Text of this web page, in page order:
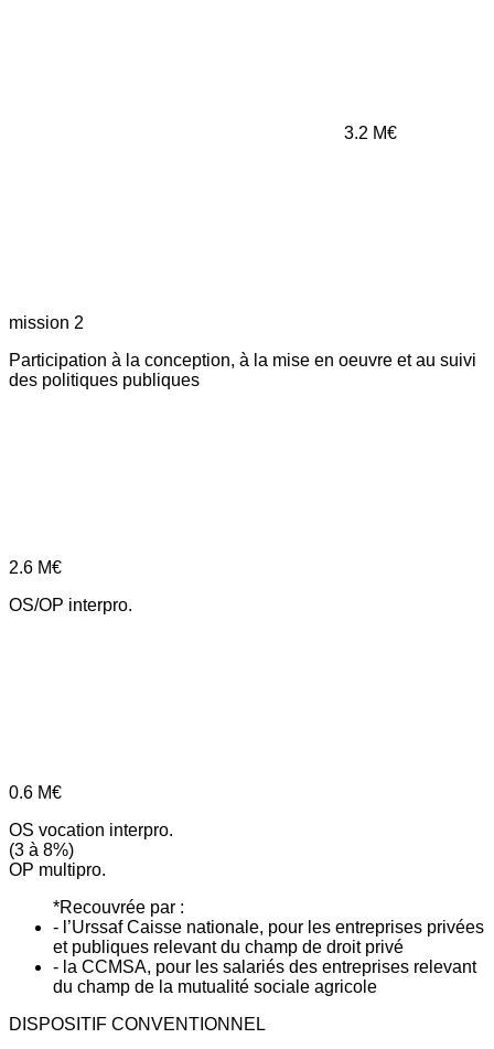
3.2 M€
mission 2
Participation à la conception, à la mise en oeuvre et au suivi
des politiques publiques
2.6 M€
OS/OP interpro.
0.6 M€
OS vocation interpro.
(3 à 8%)
OP multipro.
*Recouvrée par :
- l’Urssaf Caisse nationale, pour les entreprises privées
et publiques relevant du champ de droit privé
- la CCMSA, pour les salariés des entreprises relevant
du champ de la mutualité sociale agricole
DISPOSITIF CONVENTIONNEL